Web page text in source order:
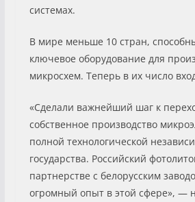
системах.
В мире меньше 10 стран,
ключевое оборудование для
микросхем. Теперь в их число
«Сделали важнейший шаг к
собственное производство
полной технологической
государства. Российский
партнерстве с белорусским
огромный опыт в этой сфере», —